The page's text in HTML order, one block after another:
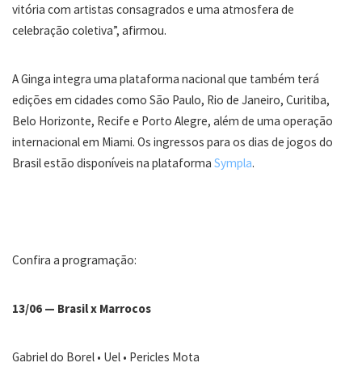
vitória com artistas consagrados e uma atmosfera de
celebração coletiva”, afirmou.
A Ginga integra uma plataforma nacional que também terá
edições em cidades como São Paulo, Rio de Janeiro, Curitiba,
Belo Horizonte, Recife e Porto Alegre, além de uma operação
internacional em Miami. Os ingressos para os dias de jogos do
Brasil estão disponíveis na plataforma Sympla.
Confira a programação:
13/06 — Brasil x Marrocos
Gabriel do Borel • Uel • Pericles Mota